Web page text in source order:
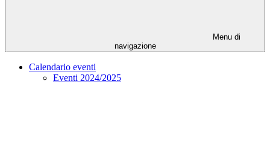
Menu di
navigazione
Calendario eventi
Eventi 2024/2025